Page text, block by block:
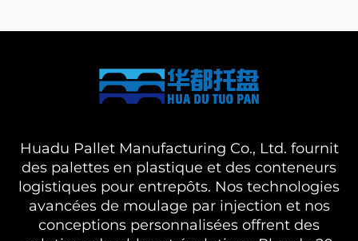
Huadu Pallet Manufacturing Co., Ltd. fournit
des palettes en plastique et des conteneurs
logistiques pour entrepôts. Nos technologies
avancées de moulage par injection et nos
conceptions personnalisées offrent des